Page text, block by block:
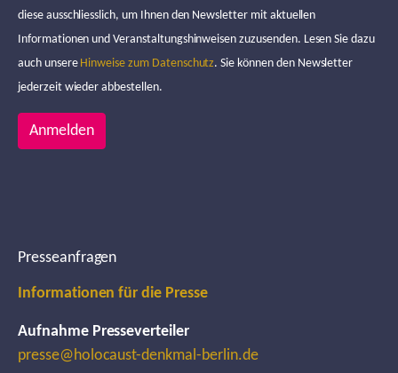
diese ausschliesslich, um Ihnen den Newsletter mit aktuellen
Informationen und Veranstaltungshinweisen zuzusenden. Lesen Sie dazu
auch unsere Hinweise zum Datenschutz. Sie können den Newsletter
jederzeit wieder abbestellen.
Anmelden
Presseanfragen
Informationen für die Presse
Aufnahme Presseverteiler
presse@holocaust-denkmal-berlin.de